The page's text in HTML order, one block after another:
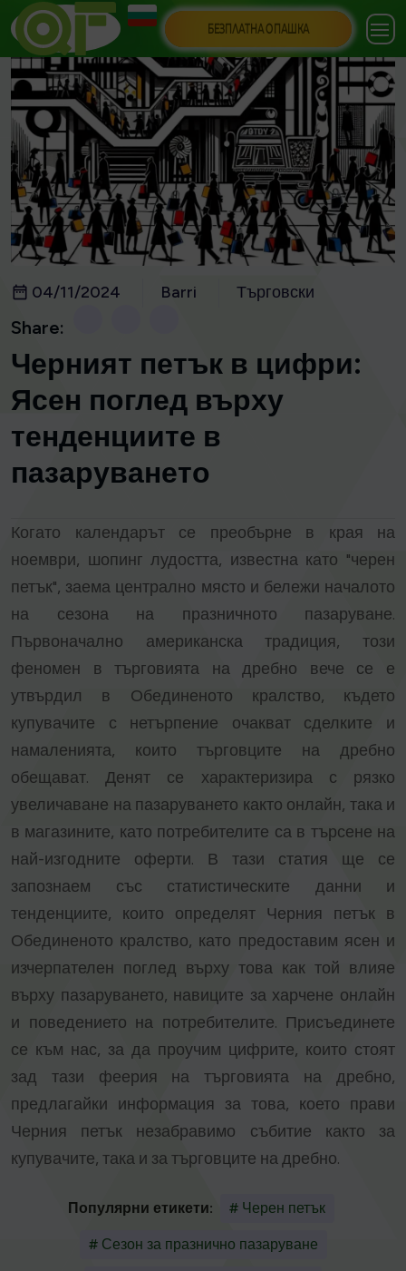
БЕЗПЛАТНА ОПАШКА
04/11/2024 Barri Търговски
Share:
Черният петък в цифри:
Ясен поглед върху
тенденциите в
пазаруването
Когато календарът се преобърне в края на
ноември, шопинг лудостта, известна като "черен
петък", заема централно място и бележи началото
на сезона на празничното пазаруване.
Първоначално американска традиция, този
феномен в търговията на дребно вече се е
утвърдил в Обединеното кралство, където
купувачите с нетърпение очакват сделките и
намаленията, които търговците на дребно
обещават. Денят се характеризира с рязко
увеличаване на пазаруването както онлайн, така и
в магазините, като потребителите са в търсене на
най-изгодните оферти. В тази статия ще се
запознаем със статистическите данни и
тенденциите, които определят Черния петък в
Обединеното кралство, като предоставим ясен и
изчерпателен поглед върху това как той влияе
върху пазаруването, навиците за харчене онлайн
и поведението на потребителите. Присъединете
се към нас, за да проучим цифрите, които стоят
зад тази феерия на търговията на дребно,
предлагайки информация за това, което прави
Черния петък незабравимо събитие както за
купувачите, така и за търговците на дребно.
Популярни етикети: # Черен петък
# Сезон за празнично пазаруване